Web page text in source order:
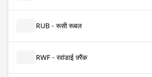
RUB - रूसी रूबल
RWF - रवांडाई फ़्रैंक